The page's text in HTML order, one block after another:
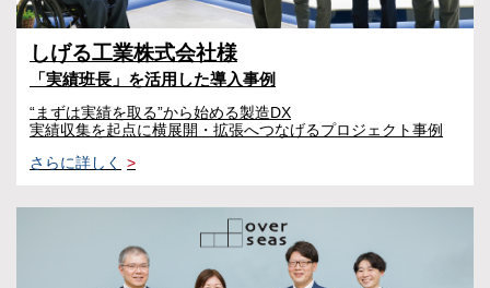
しげる工業株式会社様
「実績班長」を活用した導入事例
“まずは実績を取る”から始める製造DX
実績収集を起点に横展開・拡張へつなげるプロジェクト事例
さらに詳しく
>